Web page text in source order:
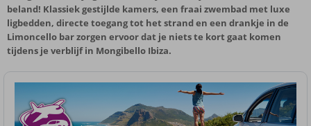
beland! Klassiek gestijlde kamers, een fraai zwembad met luxe
ligbedden, directe toegang tot het strand en een drankje in de
Limoncello bar zorgen ervoor dat je niets te kort gaat komen
tijdens je verblijf in Mongibello Ibiza.